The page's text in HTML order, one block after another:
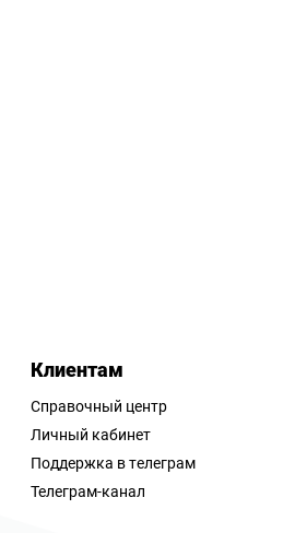
Клиентам
Справочный центр
Личный кабинет
Поддержка в телеграм
Телеграм-канал